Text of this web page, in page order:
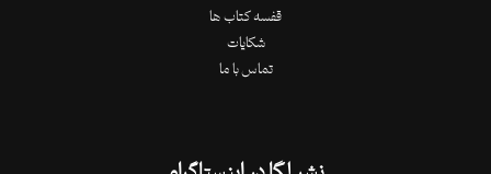
قفسه کتاب ها
شکایات
تماس با ما